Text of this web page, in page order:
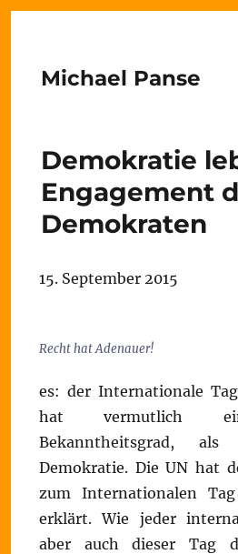
Michael Panse
Demokratie
Engagement
Demokraten
15. September 2015
Recht hat Adenauer!
es: der Internationale
hat vermutlich
Bekanntheitsgrad,
Demokratie. Die UN hat
zum Internationalen
erklärt. Wie jeder
aber auch dieser Tag